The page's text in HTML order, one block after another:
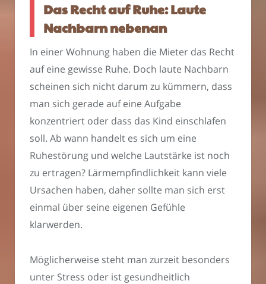
Das Recht auf Ruhe: Laute
Nachbarn nebenan
In einer Wohnung haben die Mieter das Recht
auf eine gewisse Ruhe. Doch laute Nachbarn
scheinen sich nicht darum zu kümmern, dass
man sich gerade auf eine Aufgabe
konzentriert oder dass das Kind einschlafen
soll. Ab wann handelt es sich um eine
Ruhestörung und welche Lautstärke ist noch
zu ertragen? Lärmempfindlichkeit kann viele
Ursachen haben, daher sollte man sich erst
einmal über seine eigenen Gefühle
klarwerden.
Möglicherweise steht man zurzeit besonders
unter Stress oder ist gesundheitlich